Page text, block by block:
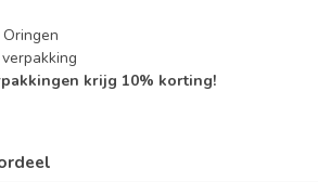
Oringen
krijg 10% korting!